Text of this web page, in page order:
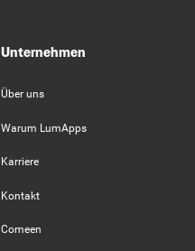
Unternehmen
Über uns
Warum LumApps
Karriere
Kontakt
Comeen